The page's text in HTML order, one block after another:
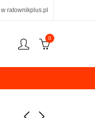
ratownikplus.pl
0